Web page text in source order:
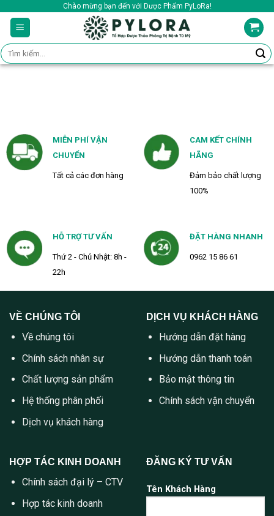
content
Chào mừng bạn đến với Dược Phẩm PyLoRa!
Tìm
kiếm:
MIỄN PHÍ VẬN
CHUYỂN
Tất cả các đơn hàng
CAM KẾT CHÍNH
HÃNG
Đảm bảo chất lượng
100%
HỖ TRỢ TƯ VẤN
Thứ 2 - Chủ Nhật: 8h -
22h
ĐẶT HÀNG NHANH
0962 15 86 61
VỀ CHÚNG TÔI
Về chúng tôi
Chính sách nhân sự
Chất lượng sản phẩm
Hệ thống phân phối
Dịch vụ khách hàng
DỊCH VỤ KHÁCH HÀNG
Hướng dẫn đặt hàng
Hướng dẫn thanh toán
Bảo mật thông tin
Chính sách vận chuyển
HỢP TÁC KINH DOANH
Chính sách đại lý – CTV
Hợp tác kinh doanh
ĐĂNG KÝ TƯ VẤN
Tên Khách Hàng